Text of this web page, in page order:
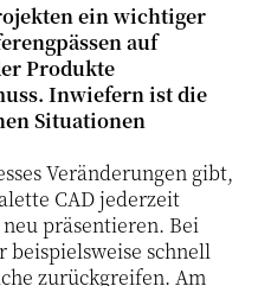
ein wichtiger
auf
Produkte
Inwiefern ist die
Situationen
Veränderungen gibt,
CAD jederzeit
präsentieren. Bei
beispielsweise schnell
zurückgreifen. Am